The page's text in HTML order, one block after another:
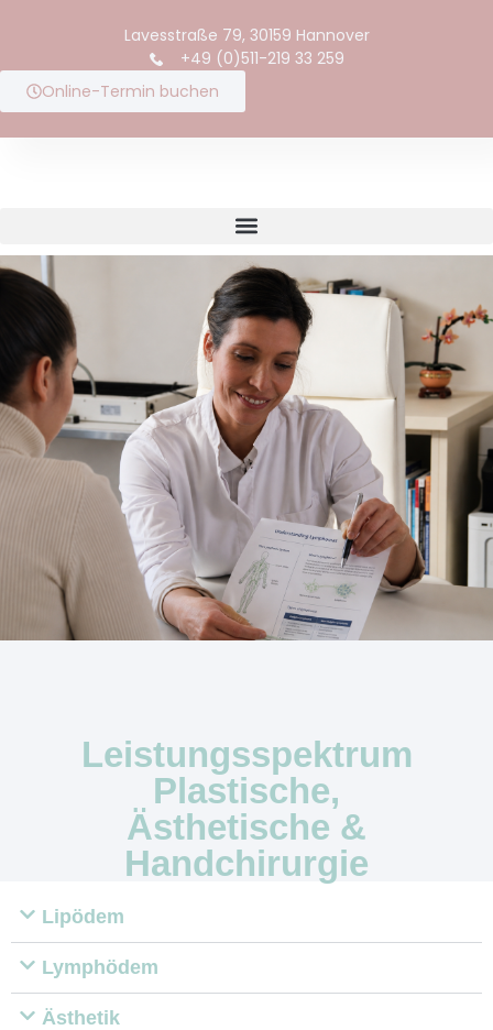
Lavesstraße 79, 30159 Hannover
+49 (0)511-219 33 259
Online-Termin buchen
Leistungsspektrum
Plastische,
Ästhetische &
Handchirurgie
Lipödem
Lymphödem
Ästhetik